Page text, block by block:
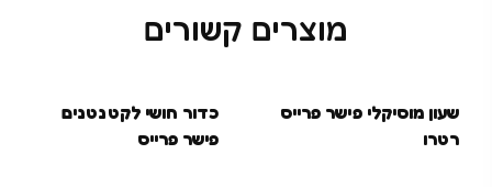
מוצרים קשורים
שעון מוסיקלי פישר פרייס
רטרו
כדור חושי לקטנטנים
פישר פרייס